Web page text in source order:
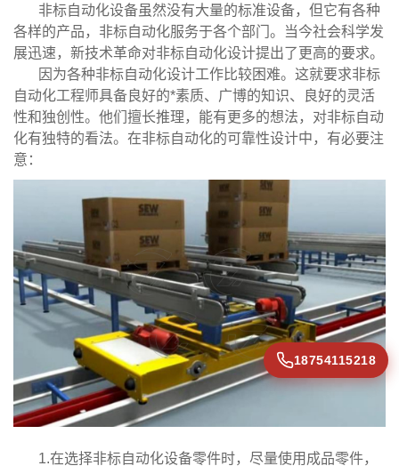
非标自动化设备虽然没有大量的标准设备，但它有各种
各样的产品，非标自动化服务于各个部门。当今社会科学发
展迅速，新技术革命对非标自动化设计提出了更高的要求。
因为各种非标自动化设计工作比较困难。这就要求非标
自动化工程师具备良好的*素质、广博的知识、良好的灵活
性和独创性。他们擅长推理，能有更多的想法，对非标自动
化有独特的看法。在非标自动化的可靠性设计中，有必要注
意：
1.在选择非标自动化设备零件时，尽量使用成品零件，
18754115218